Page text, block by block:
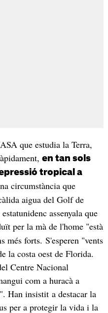
que estudia la Terra,
en tan sols
tropical a
circumstància que
aigua del Golf de
assenyala que
per la mà de l'home "està
més forts. S'esperen "vents
la costa oest de Florida.
Centre Nacional
com a huracà a
Han insistit a destacar la
per a protegir la vida i la